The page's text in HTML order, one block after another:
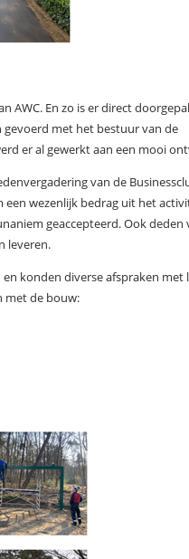
AWC. En zo is er direct
gevoerd met het bestuur van de
er al gewerkt aan een mooi
van de
een wezenlijk bedrag uit het
geaccepteerd. Ook deden
leveren.
konden diverse afspraken met
met de bouw: